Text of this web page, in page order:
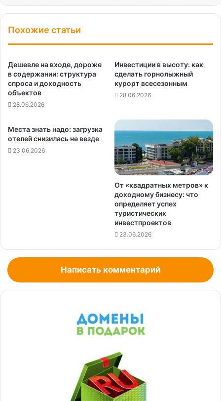
Похожие статьи
Дешевле на входе, дороже
в содержании: структура
спроса и доходность
объектов
28.06.2026
Инвестиции в высоту: как
сделать горнолыжный
курорт всесезонным
28.06.2026
Места знать надо: загрузка
отелей снизилась не везде
23.06.2026
От «квадратных метров» к
доходному бизнесу: что
определяет успех
туристических
инвестпроектов
23.06.2026
Написать комментарий